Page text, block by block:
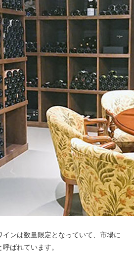
ンは数量限定となっていて、市場に
ばれています。